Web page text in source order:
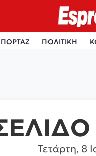
ΠΟΛΙΤΙΚΗ
Τετάρτη, 8